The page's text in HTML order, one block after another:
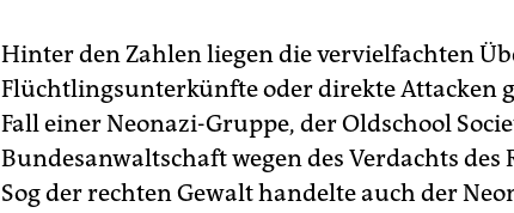
Hinter den Zahlen liegen die vervielfachten
Flüchtlingsunterkünfte oder direkte Attacken
Fall einer Neonazi-Gruppe, der Oldschool
Bundesanwaltschaft wegen des Verdachts
Sog der rechten Gewalt handelte auch der